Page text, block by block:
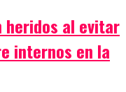
al evitar
internos en la